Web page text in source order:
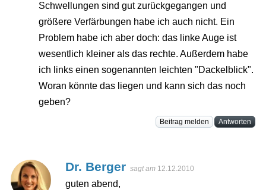
Schwellungen sind gut zurückgegangen und
größere Verfärbungen habe ich auch nicht. Ein
Problem habe ich aber doch: das linke Auge ist
wesentlich kleiner als das rechte. Außerdem habe
ich links einen sogenannten leichten "Dackelblick".
Woran könnte das liegen und kann sich das noch
geben?
Beitrag melden Antworten
Dr. Berger sagt am 12.12.2010
guten abend,